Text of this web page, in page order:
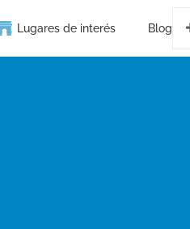
Lugares de interés Blog